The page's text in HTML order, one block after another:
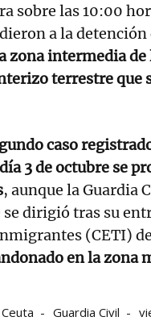
sobre las 10:00
a la
zona intermedia
terrestre que
caso
3 de octubre se
, aunque la Guardia
dirigió tras su
(CETI)
en la zona
Ceuta Guardia Civil